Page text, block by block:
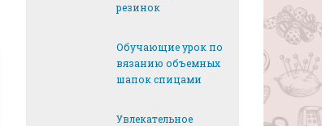
резинок
Обучающие урок по
вязанию объемных
шапок спицами
Увлекательное